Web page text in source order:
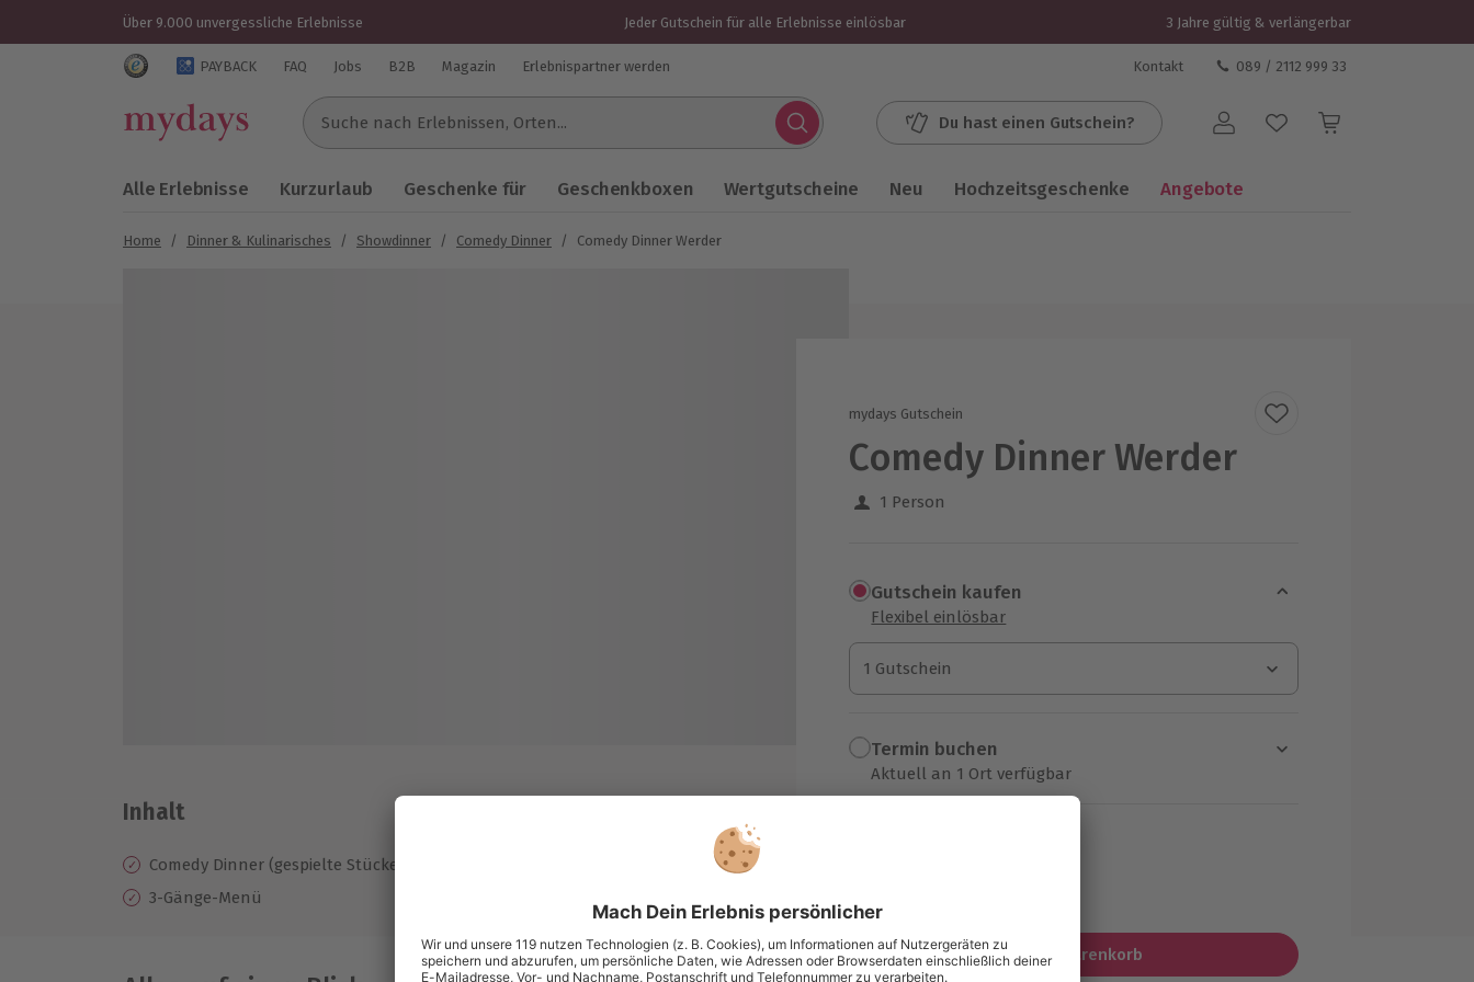
Über 9.000 unvergessliche Erlebnisse Jeder Gutschein für alle Erlebnisse einlösbar 3 Jahre gültig & verlängerbar
Trustedshops Bewertungen für mydays.de
PAYBACK FAQ Jobs B2B Magazin Erlebnispartner werden Kontakt 089 / 2112 999 33
Suche nach Erlebnissen...
Du hast einen Gutschein? Benutzerkonto
Alle Erlebnisse Kurzurlaub Geschenke für Geschenkboxen Wertgutscheine Neu Hochzeitsgeschenke Angebote
Home / Dinner & Kulinarisches / Showdinner / Comedy Dinner / Comedy Dinner Werder
mydays Gutschein
Comedy Dinner Werder
1 Person
Gutschein kaufen
Flexibel einlösbar
1 Gutschein
1 Gutschein
1 Gutschein
Termin buchen
Aktuell an 1 Ort verfügbar
In den Warenkorb
Inhalt
Comedy Dinner (gespielte Stücke variieren)
3-Gänge-Menü